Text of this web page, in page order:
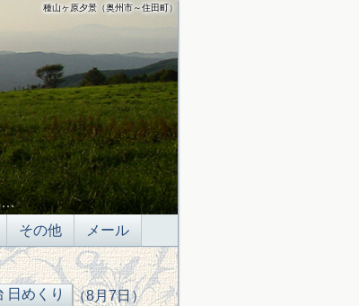
種山ヶ原夕景（奥州市～住田町）
…
その他 メール
（8月7日）